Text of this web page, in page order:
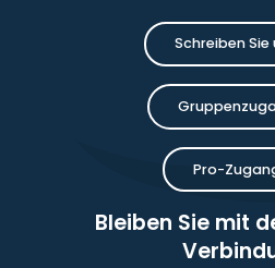
Schreiben Sie
Pro-
Bleiben Sie mit